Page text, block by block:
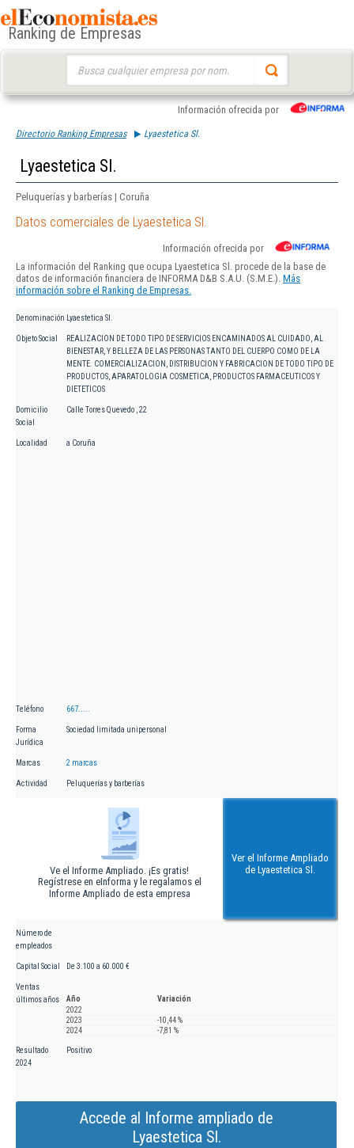
Ranking de Empresas
Información ofrecida por
Directorio Ranking Empresas Lyaestetica Sl.
Lyaestetica Sl.
Peluquerías y barberías | Coruña
Datos comerciales de Lyaestetica Sl.
Información ofrecida por
La información del Ranking que ocupa Lyaestetica Sl. procede de la base de
datos de información financiera de INFORMA D&B S.A.U. (S.M.E.). Más
información sobre el Ranking de Empresas.
Denominación Lyaestetica Sl.
Objeto Social
REALIZACION DE TODO TIPO DE SERVICIOS ENCAMINADOS AL CUIDADO, AL
BIENESTAR, Y BELLEZA DE LAS PERSONAS TANTO DEL CUERPO COMO DE LA
MENTE. COMERCIALIZACION, DISTRIBUCION Y FABRICACION DE TODO TIPO DE
PRODUCTOS, APARATOLOGIA COSMETICA, PRODUCTOS FARMACEUTICOS Y
DIETETICOS
Domicilio
Social
Calle Torres Quevedo , 22
Localidad a Coruña
Teléfono 667.....
Forma
Jurídica
Sociedad limitada unipersonal
Marcas 2 marcas
Actividad Peluquerías y barberías
Ve el Informe Ampliado. ¡Es gratis!
Regístrese en eInforma y le regalamos el
Informe Ampliado de esta empresa
Ver el Informe Ampliado
de Lyaestetica Sl.
Número de
empleados
Capital Social De 3.100 a 60.000 €
Ventas
últimos años
Año
Variación
2022
2023
-10,44 %
2024
-7,81 %
Resultado
2024
Positivo
Accede al Informe ampliado de
Lyaestetica Sl.